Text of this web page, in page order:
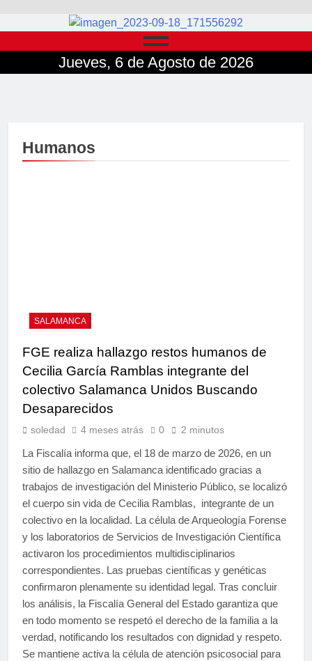
Jueves, 6 de Agosto de 2026
Humanos
SALAMANCA
FGE realiza hallazgo restos humanos de
Cecilia García Ramblas integrante del
colectivo Salamanca Unidos Buscando
Desaparecidos
soledad 4 meses atrás 0 2 minutos
La Fiscalía informa que, el 18 de marzo de 2026, en un
sitio de hallazgo en Salamanca identificado gracias a
trabajos de investigación del Ministerio Público, se localizó
el cuerpo sin vida de Cecilia Ramblas, integrante de un
colectivo en la localidad. La célula de Arqueología Forense
y los laboratorios de Servicios de Investigación Científica
activaron los procedimientos multidisciplinarios
correspondientes. Las pruebas científicas y genéticas
confirmaron plenamente su identidad legal. Tras concluir
los análisis, la Fiscalía General del Estado garantiza que
en todo momento se respetó el derecho de la familia a la
verdad, notificando los resultados con dignidad y respeto.
Se mantiene activa la célula de atención psicosocial para